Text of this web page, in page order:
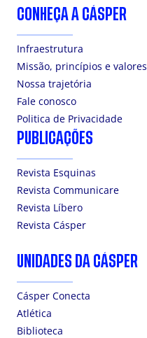
CONHEÇA A CÁSPER
Infraestrutura
Missão, princípios e valores
Nossa trajetória
Fale conosco
Politica de Privacidade
PUBLICAÇÕES
Revista Esquinas
Revista Communicare
Revista Líbero
Revista Cásper
UNIDADES DA CÁSPER
Cásper Conecta
Atlética
Biblioteca